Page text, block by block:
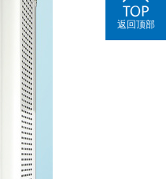
返回顶部